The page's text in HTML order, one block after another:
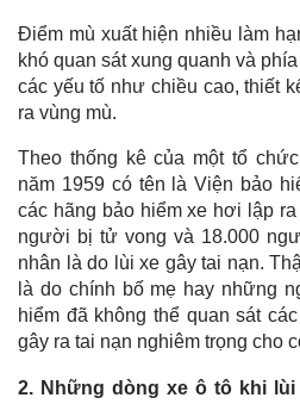
Điểm mù xuất hiện nhiều làm
khó quan sát xung quanh và
các yếu tố như chiều cao, thiết
ra vùng mù.
Theo thống kê của một tổ
năm 1959 có tên là Viện bảo
các hãng bảo hiểm xe hơi lập
người bị tử vong và 18.000
nhân là do lùi xe gây tai nạn.
là do chính bố mẹ hay những
hiểm đã không thể quan sát
gây ra tai nạn nghiêm trọng cho
2. Những dòng xe ô tô khi